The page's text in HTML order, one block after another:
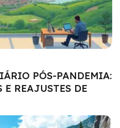
PÓS-PANDEMIA:
E REAJUSTES DE